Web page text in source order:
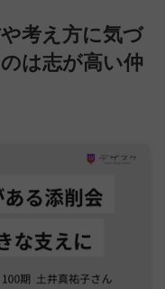
考え方に気づ
は志が高い仲